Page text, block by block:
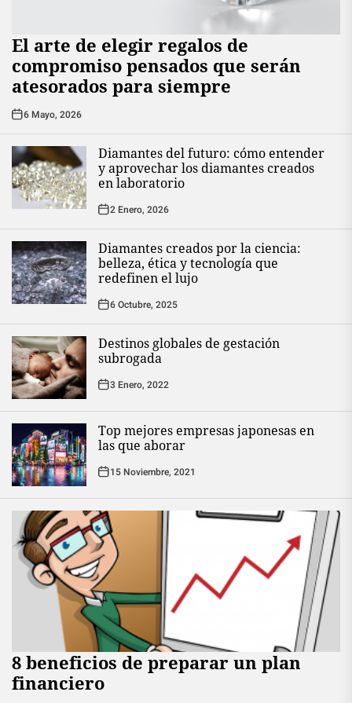
El arte de elegir regalos de
compromiso pensados que serán
atesorados para siempre
6 Mayo, 2026
Diamantes del futuro: cómo entender
y aprovechar los diamantes creados
en laboratorio
2 Enero, 2026
Diamantes creados por la ciencia:
belleza, ética y tecnología que
redefinen el lujo
6 Octubre, 2025
Destinos globales de gestación
subrogada
3 Enero, 2022
Top mejores empresas japonesas en
las que aborar
15 Noviembre, 2021
8 beneficios de preparar un plan
financiero